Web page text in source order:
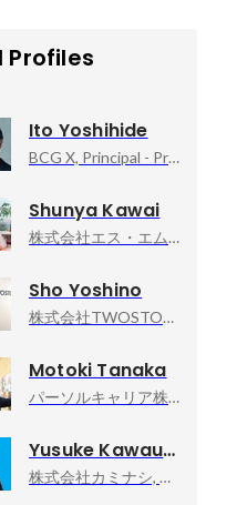
Profiles
Ito Yoshihide
BCG X, Principal - Product Management
Shunya Kawai
株式会社エス・エム・エス, 介護•障害福祉事業者経営支援事業部
Sho Yoshino
株式会社TWOSTONE&Sons, 執行役員
Motoki Tanaka
パーソルキャリア株式会社（キャリア採用）, プロダクト企画統括部｜プロダクトエンジニア職（PdM）
Yusuke Kawauchi
株式会社カミナシ, 取締役COO